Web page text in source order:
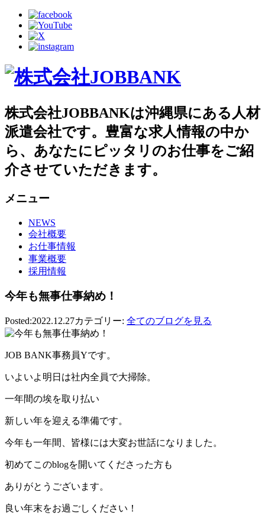
株式会社JOBBANKは沖縄県にある人材
派遣会社です。豊富な求人情報の中か
ら、あなたにピッタリのお仕事をご紹
介させていただきます。
メニュー
NEWS
会社概要
お仕事情報
事業概要
採用情報
今年も無事仕事納め！
Posted:2022.12.27カテゴリー: 全てのブログを見る
JOB BANK事務員Yです。
いよいよ明日は社内全員で大掃除。
一年間の埃を取り払い
新しい年を迎える準備です。
今年も一年間、皆様には大変お世話になりました。
初めてこのblogを開いてくださった方も
ありがとうございます。
良い年末をお過ごしください！